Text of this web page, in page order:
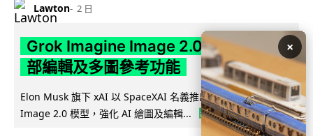
Lawton 2 日
Grok Imagine Image 2.0 推出 主打局
部編輯及多圖參考功能
Elon Musk 旗下 xAI 以 SpaceXAI 名義推出 Grok Imagine
Image 2.0 模型，強化 AI 繪圖及編輯...
閱讀全文
×